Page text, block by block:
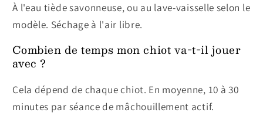
À l'eau tiède savonneuse, ou au lave-vaisselle selon le
modèle. Séchage à l'air libre.
Combien de temps mon chiot va-t-il jouer
avec ?
Cela dépend de chaque chiot. En moyenne, 10 à 30
minutes par séance de mâchouillement actif.